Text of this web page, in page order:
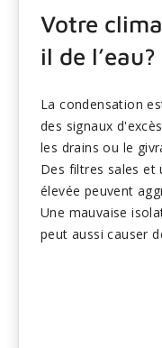
Votre
il de l’eau?
La condensation
des signaux
les drains ou le
Des filtres sales et
élevée peuvent
Une mauvaise
peut aussi causer